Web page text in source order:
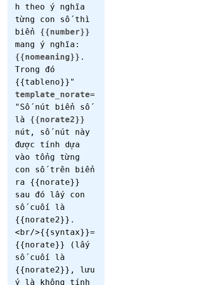
h theo ý nghĩa
từng con số thì
biển {{number}}
mang ý nghĩa:
{{nomeaning}} .
Trong đó
{{tableno}}"
template_norate=
"Số nút biển số
là {{norate2}}
nút , số nút này
được tính dựa
vào tổng từng
con số trên biển
ra {{norate}}
sau đó lấy con
số cuối là
{{norate2}}.
<br/>{{syntax}}=
{{norate}} (lấy
số cuối là
{{norate2}}, lưu
ý là không tính